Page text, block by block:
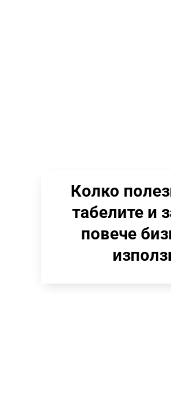
Колко
табелите и
повече